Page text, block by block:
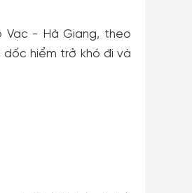
- Hà Giang, theo
dốc hiểm trở khó đi và